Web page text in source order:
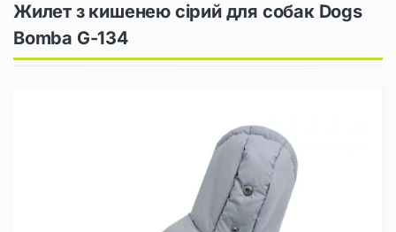
Жилет з кишенею сірий для собак Dogs
Bomba G-134